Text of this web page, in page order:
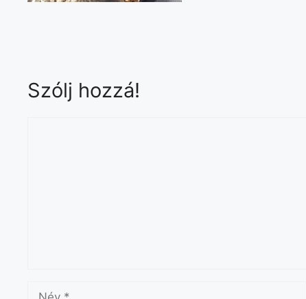
Szólj hozzá!
Név